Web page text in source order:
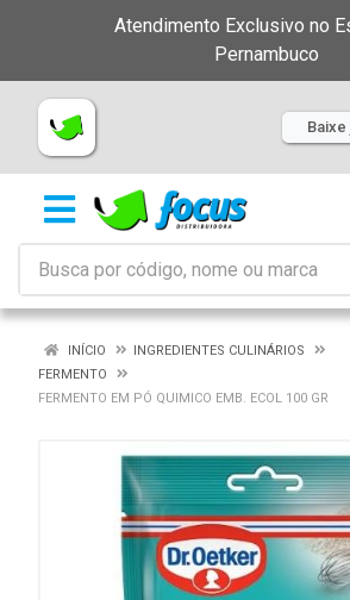
Atendimento Exclusivo no
Pernambuco
INÍCIO
INGREDIENTES CULINÁRIOS
FERMENTO
FERMENTO EM PÓ QUIMICO EMB. ECOL 100 GR